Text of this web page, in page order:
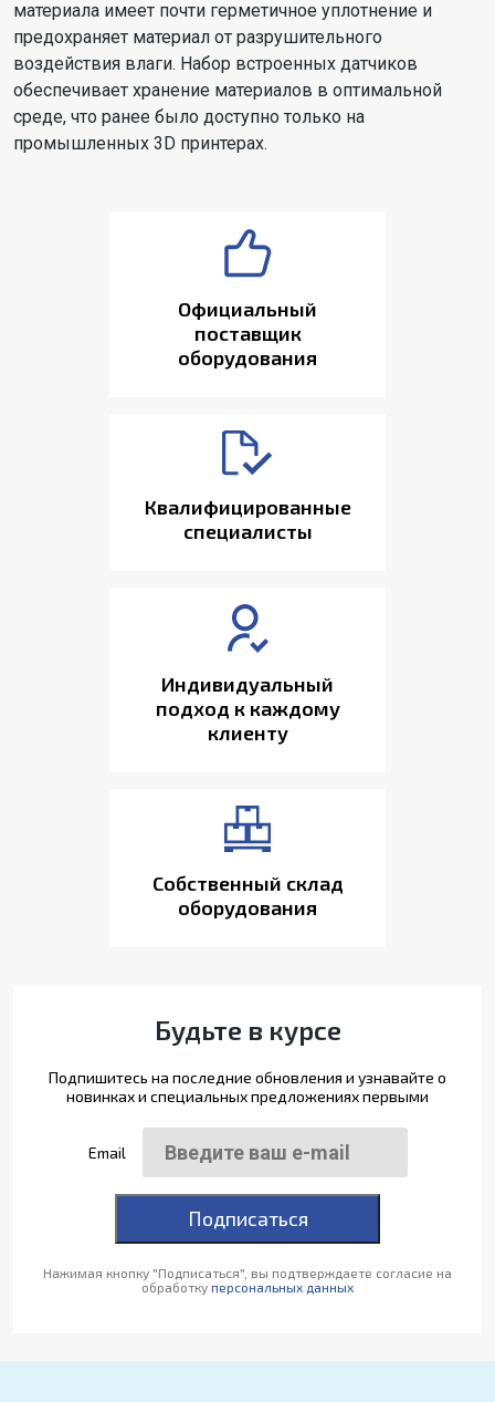
материала имеет почти герметичное уплотнение и
предохраняет материал от разрушительного
воздействия влаги. Набор встроенных датчиков
обеспечивает хранение материалов в оптимальной
среде, что ранее было доступно только на
промышленных 3D принтерах.
Официальный
поставщик
оборудования
Квалифицированные
специалисты
Индивидуальный
подход к каждому
клиенту
Собственный склад
оборудования
Будьте в курсе
Подпишитесь на последние обновления и узнавайте о
новинках и специальных предложениях первыми
Email
Подписаться
Нажимая кнопку "Подписаться", вы подтверждаете согласие на
обработку персональных данных